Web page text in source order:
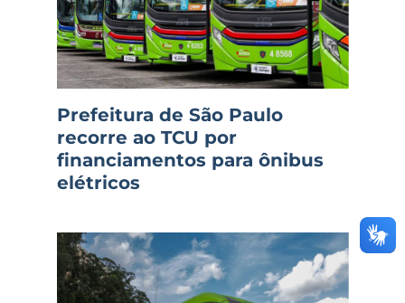
Prefeitura de São Paulo
recorre ao TCU por
financiamentos para ônibus
elétricos